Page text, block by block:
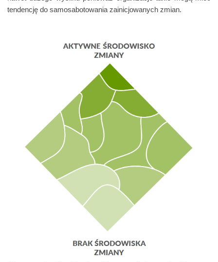
tendencję do samosabotowania zainicjowanych zmian.